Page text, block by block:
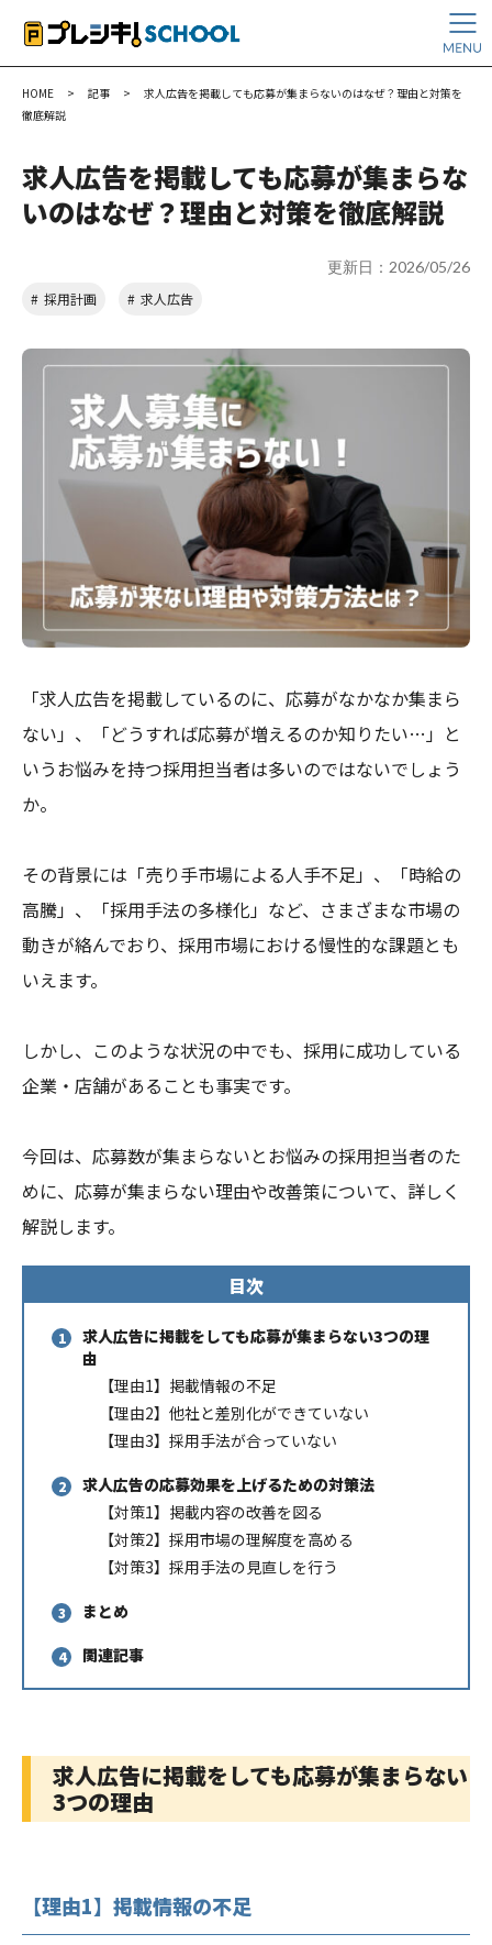
HOME > 記事 >
求人広告を掲載しても応募が集まらないのはなぜ？理由と対策を
徹底解説
求人広告を掲載しても応募が集まらな
いのはなぜ？理由と対策を徹底解説
更新日：2026/05/26
採用計画
求人広告
「求人広告を掲載しているのに、応募がなかなか集まら
ない」、「どうすれば応募が増えるのか知りたい…」と
いうお悩みを持つ採用担当者は多いのではないでしょう
か。
その背景には「売り手市場による人手不足」、「時給の
高騰」、「採用手法の多様化」など、さまざまな市場の
動きが絡んでおり、採用市場における慢性的な課題とも
いえます。
しかし、このような状況の中でも、採用に成功している
企業・店舗があることも事実です。
今回は、応募数が集まらないとお悩みの採用担当者のた
めに、応募が集まらない理由や改善策について、詳しく
解説します。
目次
求人広告に掲載をしても応募が集まらない3つの理
由
【理由1】掲載情報の不足
【理由2】他社と差別化ができていない
【理由3】採用手法が合っていない
求人広告の応募効果を上げるための対策法
【対策1】掲載内容の改善を図る
【対策2】採用市場の理解度を高める
【対策3】採用手法の見直しを行う
まとめ
関連記事
求人広告に掲載をしても応募が集まらない
3つの理由
【理由1】掲載情報の不足